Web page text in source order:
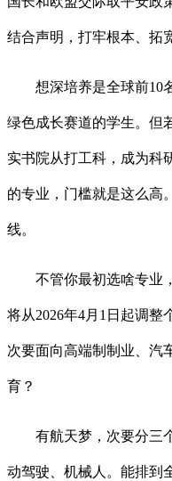
结合声明，打牢根本、拓
想深培养是全球前10名
绿色成长赛道的学生。但
实书院从打工科，成为科
的专业，门槛就是这么高
线。
不管你最初选啥专业，
将从2026年4月1日起调整
次要面向高端制制业、汽
育？
有航天梦，次要分三个
动驾驶、机械人。能排到